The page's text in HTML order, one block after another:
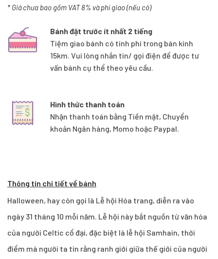
* Giá chưa bao gồm VAT 8% và phí giao (nếu có)
Bánh đặt trước ít nhất 2 tiếng
Tiệm giao bánh có tính phí trong bán kính
15km. Vui lòng nhắn tin/ gọi điện để được tư
vấn bánh cụ thể theo yêu cầu.
Hình thức thanh toán
Nhận thanh toán bằng Tiền mặt, Chuyển
khoản Ngân hàng, Momo hoặc Paypal.
Thông tin chi tiết về bánh
Halloween, hay còn gọi là Lễ hội Hóa trang, diễn ra vào
ngày 31 tháng 10 mỗi năm. Lễ hội này bắt nguồn từ văn hóa
của người Celtic cổ đại, đặc biệt là lễ hội Samhain, thời
điểm mà người ta tin rằng ranh giới giữa thế giới của người